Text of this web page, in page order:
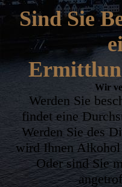
Sind Sie
Wir
Werden Sie
findet eine
Werden Sie des
wird Ihnen Alkohol
Oder sind Sie